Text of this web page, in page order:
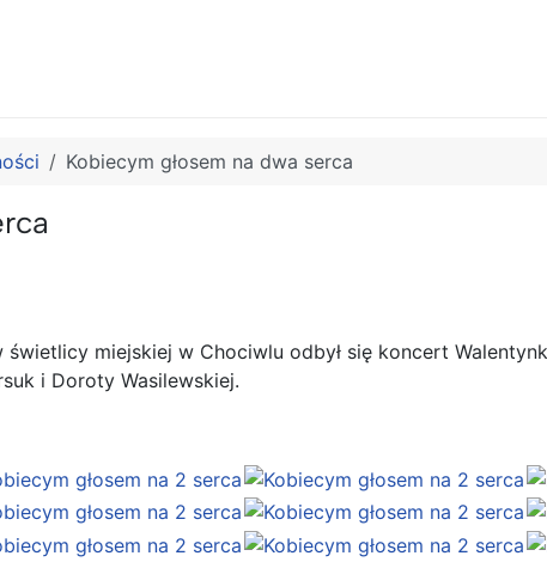
Kobiecym głosem na dwa serca
miejskiej w Chociwlu odbył się koncert
i Doroty Wasilewskiej.